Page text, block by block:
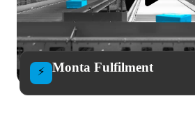
⚡ Monta Fulfilment